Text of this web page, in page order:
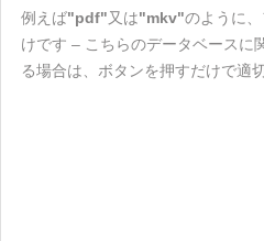
例えば"pdf"又は"mkv"のように
けです – こちらのデータベースに
る場合は、ボタンを押すだけで適